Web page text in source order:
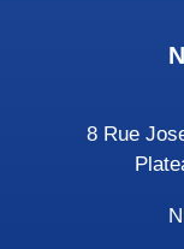
8 Rue